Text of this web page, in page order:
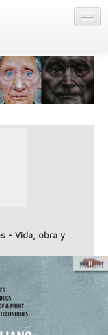
PORTFOLIOS
FILMS
MY STUFF
Get Published
Featured
Listings
- Vida, obra y